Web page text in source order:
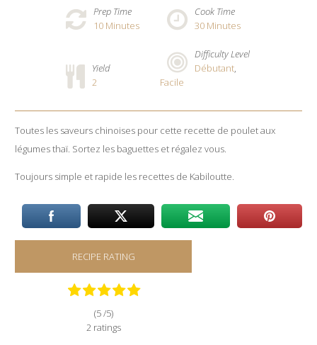
Prep Time
10Minutes
Cook Time
30Minutes
Yield
2
Difficulty Level
Débutant,
Facile
Toutes les saveurs chinoises pour cette recette de poulet aux
légumes thaï. Sortez les baguettes et régalez vous.
Toujours simple et rapide les recettes de Kabiloutte.
RECIPE RATING
(5 /5)
2 ratings